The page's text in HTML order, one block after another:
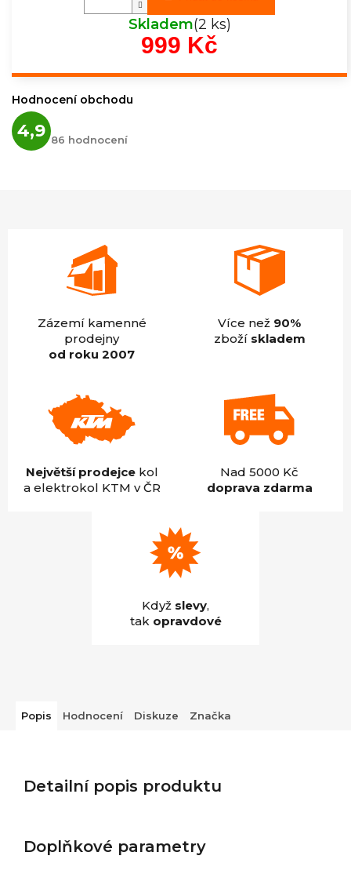
Skladem(2 ks)
999 Kč
Hodnocení obchodu
4,9 hodnocení
obchodu
86 hodnocení
Zázemí kamenné
prodejny
od roku 2007
Více než 90%
zboží skladem
Největší prodejcekol
a elektrokol KTM v ČR
Nad 5000 Kč
doprava zdarma
Když slevy,
tak opravdové
Popis Hodnocení Diskuze Značka
Detailní popis produktu
Doplňkové parametry